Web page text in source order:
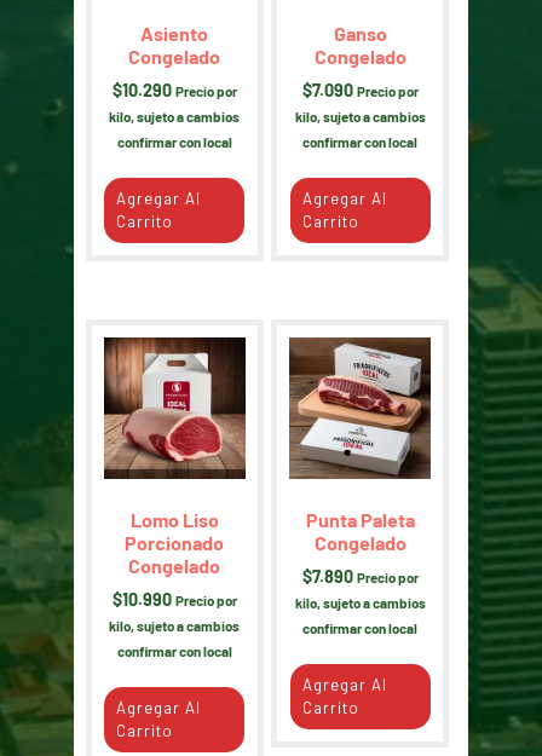
Asiento
Congelado
$10.290 Precio por
kilo, sujeto a cambios
confirmar con local
Agregar Al
Carrito
Ganso
Congelado
$7.090 Precio por
kilo, sujeto a cambios
confirmar con local
Agregar Al
Carrito
Lomo Liso
Porcionado
Congelado
$10.990 Precio por
kilo, sujeto a cambios
confirmar con local
Agregar Al
Carrito
Punta Paleta
Congelado
$7.890 Precio por
kilo, sujeto a cambios
confirmar con local
Agregar Al
Carrito